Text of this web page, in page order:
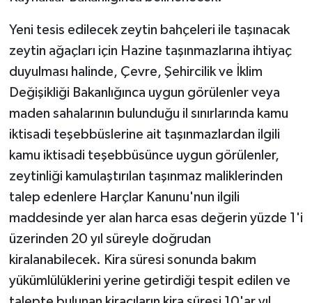
Yeni tesis edilecek zeytin bahçeleri ile taşınacak
zeytin ağaçları için Hazine taşınmazlarına ihtiyaç
duyulması halinde, Çevre, Şehircilik ve İklim
Değişikliği Bakanlığınca uygun görülenler veya
maden sahalarının bulunduğu il sınırlarında kamu
iktisadi teşebbüslerine ait taşınmazlardan ilgili
kamu iktisadi teşebbüsünce uygun görülenler,
zeytinliği kamulaştırılan taşınmaz maliklerinden
talep edenlere Harçlar Kanunu'nun ilgili
maddesinde yer alan harca esas değerin yüzde 1'i
üzerinden 20 yıl süreyle doğrudan
kiralanabilecek. Kira süresi sonunda bakım
yükümlülüklerini yerine getirdiği tespit edilen ve